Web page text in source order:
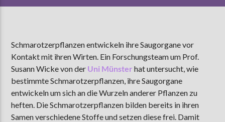
AKTUELLE SENDUNG
MOEBIUS
12:00 18:00
Schmarotzerpflanzen entwickeln ihre Saugorgane vor
Kontakt mit ihren Wirten. Ein Forschungsteam um Prof.
Susann Wicke von der Uni Münster hat untersucht, wie
bestimmte Schmarotzerpflanzen, ihre Saugorgane
entwickeln um sich an die Wurzeln anderer Pflanzen zu
heften. Die Schmarotzerpflanzen bilden bereits in ihren
Samen verschiedene Stoffe und setzen diese frei. Damit